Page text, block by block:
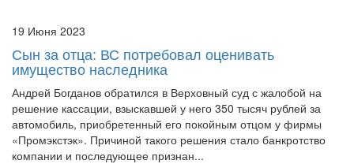
19 Июня 2023
Сын за отца: ВС потребовал оценивать
имущество наследника
Андрей Богданов обратился в Верховный суд с жалобой на
решение кассации, взыскавшей у него 350 тысяч рублей за
автомобиль, приобретенный его покойным отцом у фирмы
«Промэкстэк». Причиной такого решения стало банкротство
компании и последующее признан...